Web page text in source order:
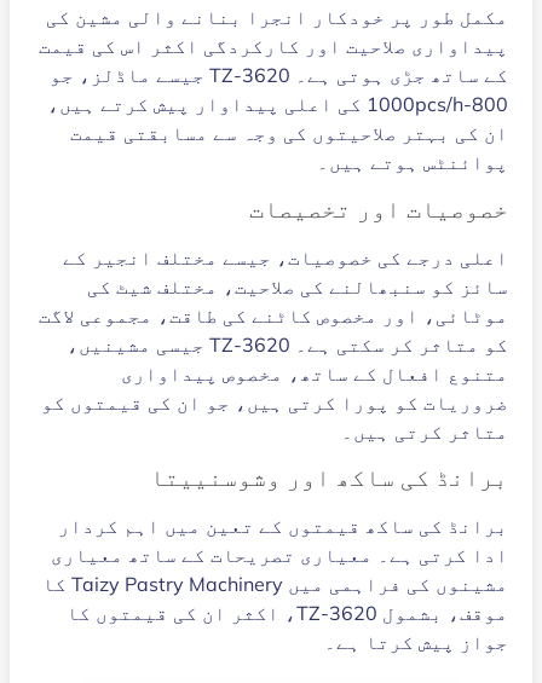
مکمل طور پر خودکار انجرا بنانے والی مشین کی
پیداواری صلاحیت اور کارکردگی اکثر اس کی قیمت
کے ساتھ جڑی ہوتی ہے۔ TZ-3620 جیسے ماڈلز، جو
800-1000pcs/h کی اعلی پیداوار پیش کرتے ہیں،
ان کی بہتر صلاحیتوں کی وجہ سے مسابقتی قیمت
پوائنٹس ہوتے ہیں۔
خصوصیات اور تخصیصات
اعلی درجے کی خصوصیات، جیسے مختلف انجیر کے
سائز کو سنبھالنے کی صلاحیت، مختلف شیٹ کی
موٹائی، اور مخصوص کاٹنے کی طاقت، مجموعی لاگت
کو متاثر کر سکتی ہے۔ TZ-3620 جیسی مشینیں،
متنوع افعال کے ساتھ، مخصوص پیداواری
ضروریات کو پورا کرتی ہیں، جو ان کی قیمتوں کو
متاثر کرتی ہیں۔
برانڈ کی ساکھ اور وشوسنییتا
برانڈ کی ساکھ قیمتوں کے تعین میں اہم کردار
ادا کرتی ہے۔ معیاری تصریحات کے ساتھ معیاری
مشینوں کی فراہمی میں Taizy Pastry Machinery کا
موقف، بشمول TZ-3620، اکثر ان کی قیمتوں کا
جواز پیش کرتا ہے۔